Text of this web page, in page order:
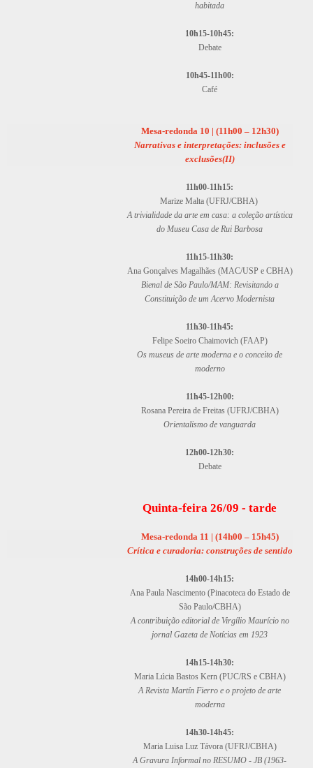
habitada
10h15-10h45:
Debate
10h45-11h00:
Café
Mesa-redonda 10 | (11h00 – 12h30)
Narrativas e interpretações: inclusões e
exclusões(II)
11h00-11h15:
Marize Malta (UFRJ/CBHA)
A trivialidade da arte em casa: a coleção artística
do Museu Casa de Rui Barbosa
11h15-11h30:
Ana Gonçalves Magalhães (MAC/USP e CBHA)
Bienal de São Paulo/MAM: Revisitando a
Constituição de um Acervo Modernista
11h30-11h45:
Felipe Soeiro Chaimovich (FAAP)
Os museus de arte moderna e o conceito de
moderno
11h45-12h00:
Rosana Pereira de Freitas (UFRJ/CBHA)
Orientalismo de vanguarda
12h00-12h30:
Debate
Quinta-feira 26/09 - tarde
Mesa-redonda 11 | (14h00 – 15h45)
Crítica e curadoria: construções de sentido
14h00-14h15:
Ana Paula Nascimento (Pinacoteca do Estado de
São Paulo/CBHA)
A contribuição editorial de Virgílio Maurício no
jornal Gazeta de Notícias em 1923
14h15-14h30:
Maria Lúcia Bastos Kern (PUC/RS e CBHA)
A Revista Martín Fierro e o projeto de arte
moderna
14h30-14h45:
Maria Luisa Luz Távora (UFRJ/CBHA)
A Gravura Informal no RESUMO - JB (1963-